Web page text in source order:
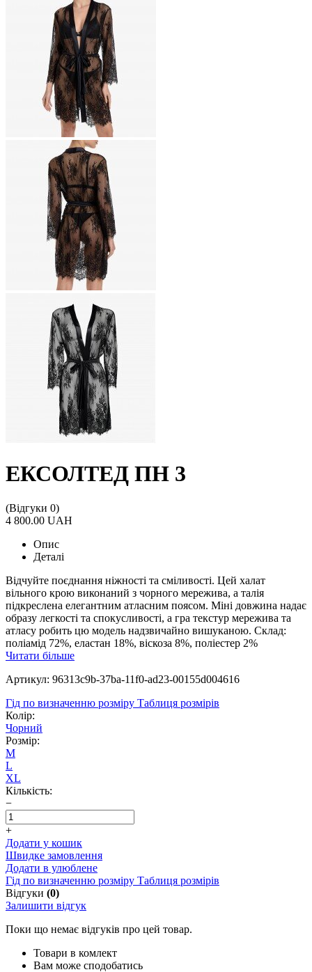
ЕКСОЛТЕД ПН 3
(Відгуки 0)
4 800.00 UAH
Опис
Деталі
Відчуйте поєднання ніжності та сміливості. Цей халат
вільного крою виконаний з чорного мережива, а талія
підкреслена елегантним атласним поясом. Міні довжина надає
образу легкості та спокусливості, а гра текстур мережива та
атласу робить цю модель надзвичайно вишуканою. Склад:
поліамід 72%, еластан 18%, віскоза 8%, поліестер 2%
Читати більше
Артикул: 96313c9b-37ba-11f0-ad23-00155d004616
Гід по визначенню розміру Таблиця розмірів
Колір:
Чорний
Розмір:
M
L
XL
Кількість:
−
+
Додати у кошик
Швидке замовлення
Додати в улюблене
Гід по визначенню розміру Таблиця розмірів
Відгуки (0)
Залишити відгук
Поки що немає відгуків про цей товар.
Товари в комлект
Вам може сподобатись